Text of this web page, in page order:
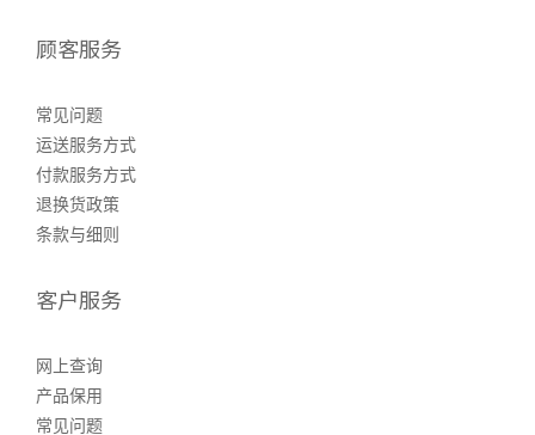
顾客服务
常见问题
运送服务方式
付款服务方式
退换货政策
条款与细则
客户服务
网上查询
产品保用
常见问题